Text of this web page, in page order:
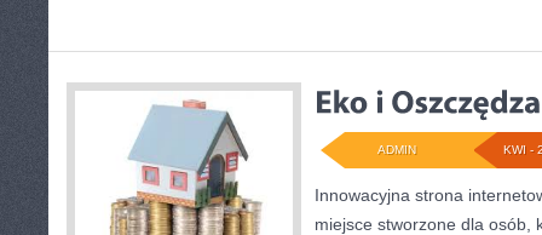
KWI -
ADMIN
Innowacyjna strona
miejsce stworzone dla osób,